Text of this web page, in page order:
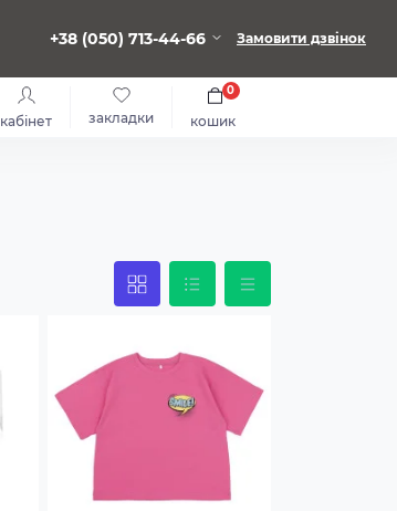
+38 (050) 713-44-66 Замовити дзвінок
кабінет закладки кошик
0